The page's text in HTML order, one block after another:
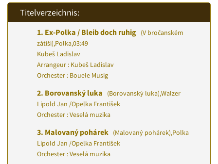
Titelverzeichnis:
1. Ex-Polka / Bleib doch ruhig (V bročanském
zátiší),Polka,03:49
Kubeš Ladislav
Arrangeur : Kubeš Ladislav
Orchester : Bouele Musig
2. Borovanský luka (Borovanský luka),Walzer
Lipold Jan /Opelka František
Orchester : Veselá muzika
3. Malovaný pohárek (Malovaný pohárek),Polka
Lipold Jan /Opelka František
Orchester : Veselá muzika